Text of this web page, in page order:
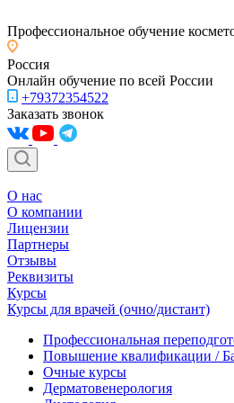
Профессиональное обучение
Россия
Онлайн обучение по всей России
+79372354522
Заказать звонок
О нас
О компании
Лицензии
Партнеры
Отзывы
Реквизиты
Курсы
Курсы для врачей (очно/дистант)
Профессиональная
Повышение квалификации /
Очные курсы
Дерматовенерология